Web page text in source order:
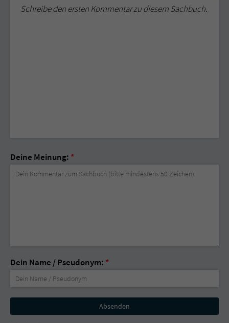
Schreibe den ersten Kommentar zu diesem Sachbuch.
Deine Meinung: *
Dein Name / Pseudonym: *
Nicht
ausfüllen!